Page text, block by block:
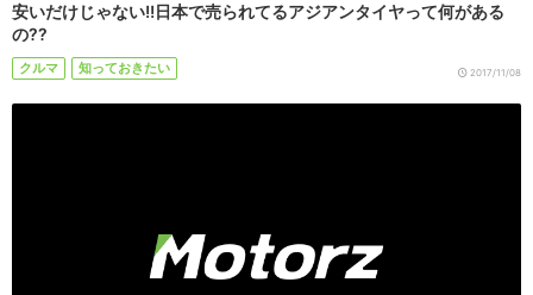
安いだけじゃない!!日本で売られてるアジアンタイヤって何がある
の??
クルマ 知っておきたい 2017/11/08